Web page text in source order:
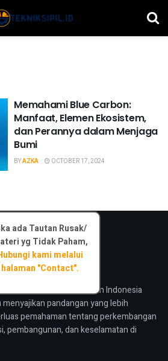
Memahami Blue Carbon:
Manfaat, Elemen Ekosistem,
dan Perannya dalam Menjaga
Bumi
BYAZKA OCTOBER 17, 2024
konstruksi bangunan Indonesia
pandangan yang lebih
pemahaman tentang perkembangan
pembangunan, dan keselamatan di
ada Tautan Rusak/
yg Tidak Paham,
kami melalui
halaman "Contact".